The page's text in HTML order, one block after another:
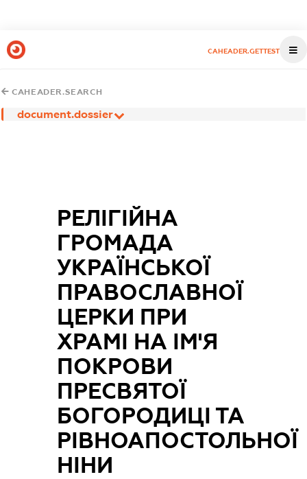
CAHEADER.GETTEST
CAHEADER.SEARCH
document.dossier
РЕЛІГІЙНА
ГРОМАДА
УКРАЇНСЬКОЇ
ПРАВОСЛАВНОЇ
ЦЕРКИ ПРИ
ХРАМІ НА ІМ'Я
ПОКРОВИ
ПРЕСВЯТОЇ
БОГОРОДИЦІ ТА
РІВНОАПОСТОЛЬНОЇ
НІНИ